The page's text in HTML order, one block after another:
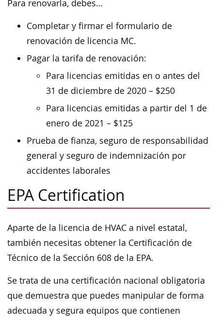
Para renovarla, debes…
Completar y firmar el formulario de
renovación de licencia MC.
Pagar la tarifa de renovación:
Para licencias emitidas en o antes del
31 de diciembre de 2020 – $250
Para licencias emitidas a partir del 1 de
enero de 2021 – $125
Prueba de fianza, seguro de responsabilidad
general y seguro de indemnización por
accidentes laborales
EPA Certification
Aparte de la licencia de HVAC a nivel estatal,
también necesitas obtener la Certificación de
Técnico de la Sección 608 de la EPA.
Se trata de una certificación nacional obligatoria
que demuestra que puedes manipular de forma
adecuada y segura equipos que contienen